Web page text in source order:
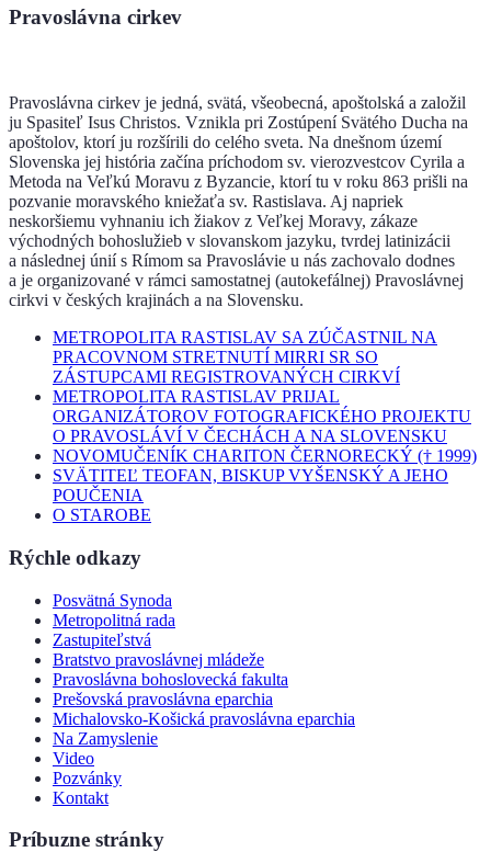
Pravoslávna cirkev
Pravoslávna cirkev je jedná, svätá, všeobecná, apoštolská a založil
ju Spasiteľ Isus Christos. Vznikla pri Zostúpení Svätého Ducha na
apoštolov, ktorí ju rozšírili do celého sveta. Na dnešnom území
Slovenska jej história začína príchodom sv. vierozvestcov Cyrila a
Metoda na Veľkú Moravu z Byzancie, ktorí tu v roku 863 prišli na
pozvanie moravského kniežaťa sv. Rastislava. Aj napriek
neskoršiemu vyhnaniu ich žiakov z Veľkej Moravy, zákaze
východných bohoslužieb v slovanskom jazyku, tvrdej latinizácii
a následnej únií s Rímom sa Pravoslávie u nás zachovalo dodnes
a je organizované v rámci samostatnej (autokefálnej) Pravoslávnej
cirkvi v českých krajinách a na Slovensku.
METROPOLITA RASTISLAV SA ZÚČASTNIL NA
PRACOVNOM STRETNUTÍ MIRRI SR SO
ZÁSTUPCAMI REGISTROVANÝCH CIRKVÍ
METROPOLITA RASTISLAV PRIJAL
ORGANIZÁTOROV FOTOGRAFICKÉHO PROJEKTU
O PRAVOSLÁVÍ V ČECHÁCH A NA SLOVENSKU
NOVOMUČENÍK CHARITON ČERNORECKÝ († 1999)
SVÄTITEĽ TEOFAN, BISKUP VYŠENSKÝ A JEHO
POUČENIA
O STAROBE
Rýchle odkazy
Posvätná Synoda
Metropolitná rada
Zastupiteľstvá
Bratstvo pravoslávnej mládeže
Pravoslávna bohoslovecká fakulta
Prešovská pravoslávna eparchia
Michalovsko-Košická pravoslávna eparchia
Na Zamyslenie
Video
Pozvánky
Kontakt
Príbuzne stránky